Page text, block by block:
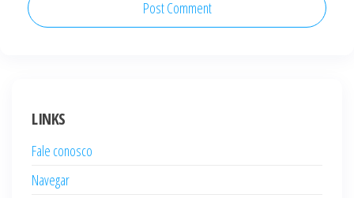
LINKS
Fale conosco
Navegar